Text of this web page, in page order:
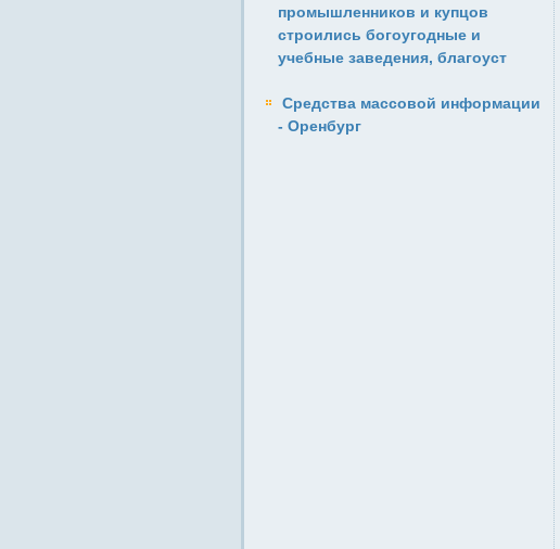
промышленников и купцов
строились богоугодные и
учебные заведения, благоуст
Средства массовой информации
- Оренбург